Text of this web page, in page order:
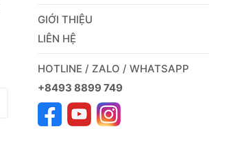
GIỚI THIỆU
LIÊN HỆ
HOTLINE / ZALO / WHATSAPP
+8493 8899 749